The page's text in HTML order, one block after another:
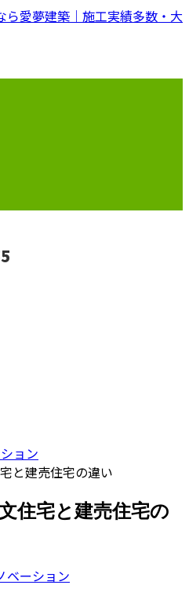
ョン
と建売住宅の違い
住宅と建売住宅の
ベーション